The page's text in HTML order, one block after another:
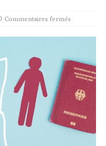
Commentaires fermés